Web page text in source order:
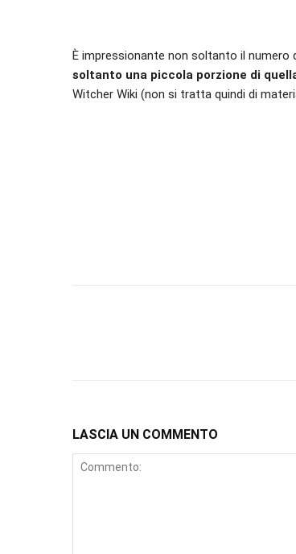
È impressionante non soltanto il
soltanto una piccola porzione di
Witcher Wiki (non si tratta quindi di
LASCIA UN COMMENTO